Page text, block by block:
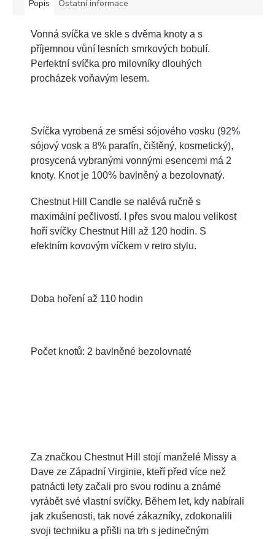
Popis Ostatní informace
Vonná svíčka ve skle s dvěma knoty a s
příjemnou vůní lesních smrkových bobulí.
Perfektní svíčka pro milovníky dlouhých
procházek voňavým lesem.
Svíčka vyrobená ze směsi sójového vosku (92%
sójový vosk a 8% parafín, čištěný, kosmetický),
prosycená vybranými vonnými esencemi má 2
knoty. Knot je 100% bavlněný a bezolovnatý.
Chestnut Hill Candle se nalévá ručně s
maximální pečlivostí. I přes svou malou velikost
hoří svíčky Chestnut Hill až 120 hodin. S
efektním kovovým víčkem v retro stylu.
Doba hoření až 110 hodin
Počet knotů: 2 bavlněné bezolovnaté
Za značkou Chestnut Hill stojí manželé Missy a
Dave ze Západní Virginie, kteří před více než
patnácti lety začali pro svou rodinu a známé
vyrábět své vlastní svíčky. Během let, kdy nabírali
jak zkušenosti, tak nové zákazníky, zdokonalili
svoji techniku a přišli na trh s jedinečným